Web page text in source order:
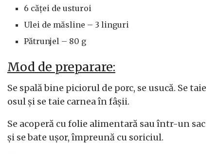
6 căței de usturoi
Ulei de măsline – 3 linguri
Pătrunjel – 80 g
Mod de preparare:
Se spală bine piciorul de porc, se usucă. Se taie
osul și se taie carnea în fâșii.
Se acoperă cu folie alimentară sau într-un sac
și se bate ușor, împreună cu soriciul.